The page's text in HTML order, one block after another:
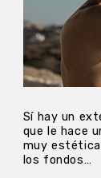
Sí hay un
que le hace
muy
los fondos…